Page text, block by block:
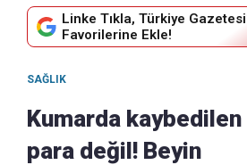
Linke Tıkla, Türkiye
Favorilerine Ekle!
SAĞLIK
Kumarda
para değil! Beyin